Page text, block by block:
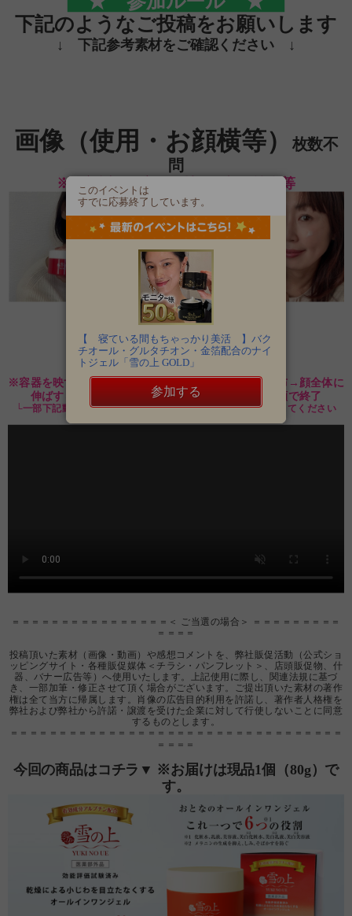
下記のようなご投稿をお願いします
↓ 下記参考素材をご確認ください ↓
画像（使用・お顔横等）
枚数不
問
※お顔近くで商品を持つ、頬に塗布等
使用動画（約20～30秒）
※容器を映す→開封→スパチュラで【頬に】ジェル塗布→顔全体に
伸ばす→フタを閉じる→お顔横で容器を持って笑顔で終了
└一部下記動画と異なる点がありますが、上記の流れを優先してください
＝＝＝＝＝＝＝＝＝＝＝＝＝＝＝＝＜ ご当選の場合＞ ＝＝＝＝＝＝＝＝＝
＝＝＝＝
投稿頂いた素材（画像・動画）や感想コメントを、弊社販促活動（公式ショ
ッピングサイト・各種販促媒体＜チラシ・パンフレット＞、店頭販促物、什
器、バナー広告等）へ使用いたします。上記使用に際し、関連法規に基づ
き、一部加筆・修正させて頂く場合がございます。ご提出頂いた素材の著作
権は全て当方に帰属します。肖像の広告目的利用を許諾し、著作者人格権を
弊社および弊社から許諾・譲渡を受けた企業に対して行使しないことに同意
するものとします。
＝＝＝＝＝＝＝＝＝＝＝＝＝＝＝＝＝＝＝＝＝＝＝＝＝＝＝＝＝＝＝＝＝＝
＝＝＝＝
今回の商品はコチラ▼ ※お届けは現品1個（80g）で
す。
このイベントは
すでに応募終了しています。
【 寝ている間もちゃっかり美活 】バク
チオール・グルタチオン・金箔配合のナイ
トジェル「雪の上 GOLD」
参加する